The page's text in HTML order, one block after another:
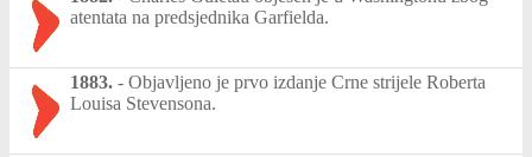
atentata na predsjednika Garfielda.
1883. - Objavljeno je prvo izdanje Crne strijele Roberta
Louisa Stevensona.